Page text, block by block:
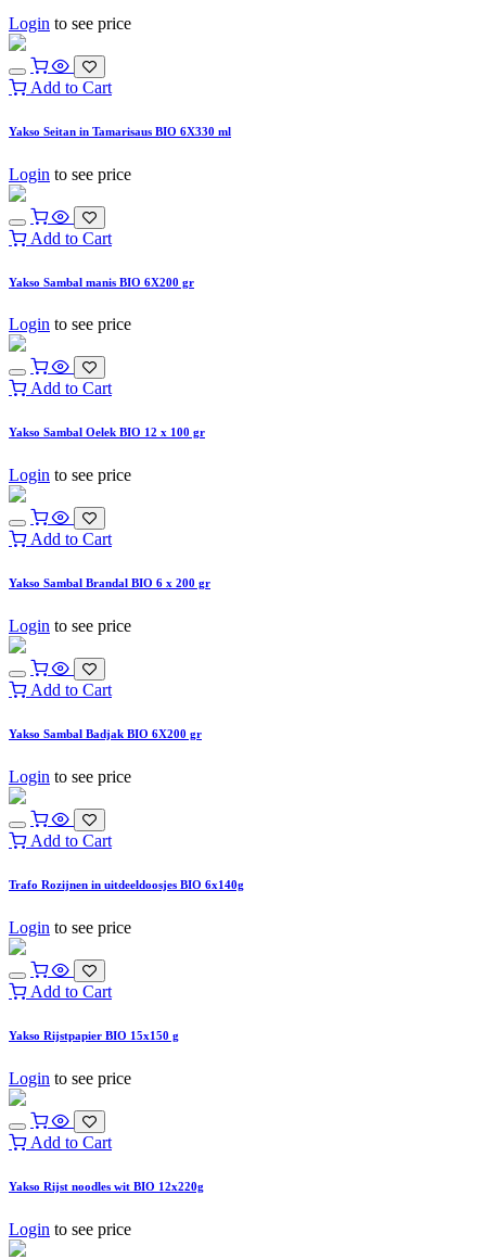
Login to see price
Add to Cart
Yakso Seitan in Tamarisaus BIO 6X330 ml
Login to see price
Add to Cart
Yakso Sambal manis BIO 6X200 gr
Login to see price
Add to Cart
Yakso Sambal Oelek BIO 12 x 100 gr
Login to see price
Add to Cart
Yakso Sambal Brandal BIO 6 x 200 gr
Login to see price
Add to Cart
Yakso Sambal Badjak BIO 6X200 gr
Login to see price
Add to Cart
Trafo Rozijnen in uitdeeldoosjes BIO 6x140g
Login to see price
Add to Cart
Yakso Rijstpapier BIO 15x150 g
Login to see price
Add to Cart
Yakso Rijst noodles wit BIO 12x220g
Login to see price